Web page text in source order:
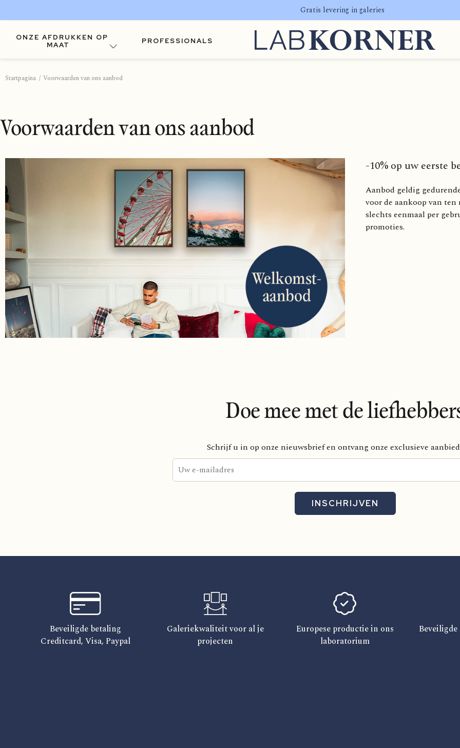
Gratis levering in galeries
ONZE AFDRUKKEN OP
MAAT
PROFESSIONALS
Startpagina Voorwaarden van ons aanbod
Voorwaarden van ons aanbod
-10% op uw eerste
Aanbod geldig
voor de aankoop van
slechts eenmaal per
promoties.
Doe mee met de
Schrijf u in op onze nieuwsbrief en ontvang onze exclusieve
INSCHRIJVEN
Beveiligde betaling
Creditcard, Visa, Paypal
Galeriekwaliteit voor al je
projecten
Europese productie in ons
laboratorium